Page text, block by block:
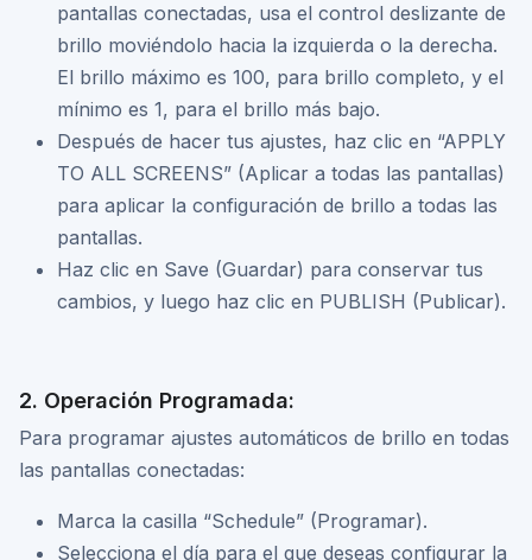
pantallas conectadas, usa el control deslizante de
brillo moviéndolo hacia la izquierda o la derecha.
El brillo máximo es 100, para brillo completo, y el
mínimo es 1, para el brillo más bajo.
Después de hacer tus ajustes, haz clic en “APPLY
TO ALL SCREENS” (Aplicar a todas las pantallas)
para aplicar la configuración de brillo a todas las
pantallas.
Haz clic en Save (Guardar) para conservar tus
cambios, y luego haz clic en PUBLISH (Publicar).
2. Operación Programada:
Para programar ajustes automáticos de brillo en todas
las pantallas conectadas:
Marca la casilla “Schedule” (Programar).
Selecciona el día para el que deseas configurar la